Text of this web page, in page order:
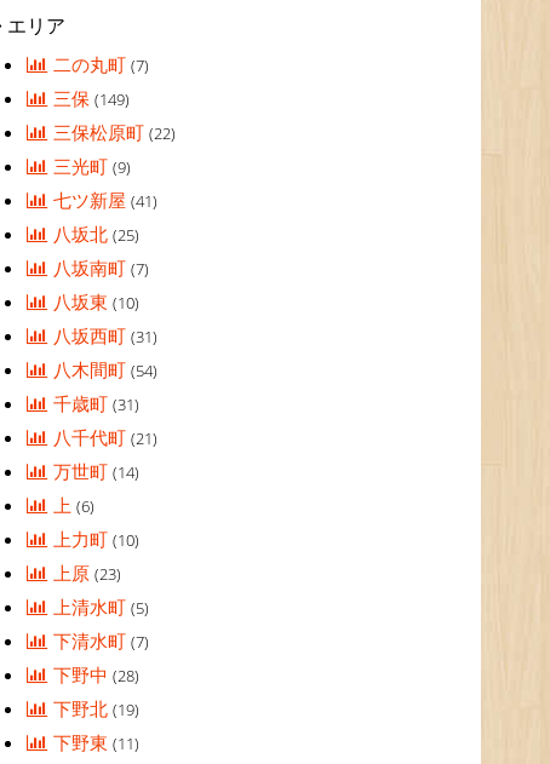
エリア
二の丸町(7)
三保(149)
三保松原町(22)
三光町(9)
七ツ新屋(41)
八坂北(25)
八坂南町(7)
八坂東(10)
八坂西町(31)
八木間町(54)
千歳町(31)
八千代町(21)
万世町(14)
上(6)
上力町(10)
上原(23)
上清水町(5)
下清水町(7)
下野中(28)
下野北(19)
下野東(11)